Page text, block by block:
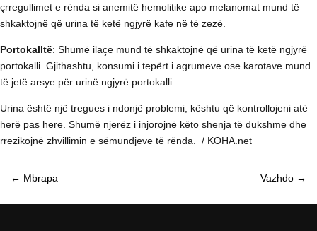
çrregullimet e rënda si anemitë hemolitike apo melanomat mund të
shkaktojnë që urina të ketë ngjyrë kafe në të zezë.
Portokalltë: Shumë ilaçe mund të shkaktojnë që urina të ketë ngjyrë
portokalli. Gjithashtu, konsumi i tepërt i agrumeve ose karotave mund
të jetë arsye për urinë ngjyrë portokalli.
Urina është një tregues i ndonjë problemi, kështu që kontrollojeni atë
herë pas here. Shumë njerëz i injorojnë këto shenja të dukshme dhe
rrezikojnë zhvillimin e sëmundjeve të rënda. / KOHA.net
← Mbrapa Vazhdo →